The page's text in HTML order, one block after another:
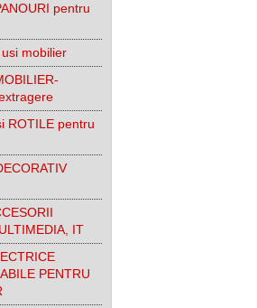
pentru
mobilier
ROTILE pentru
IT
PENTRU